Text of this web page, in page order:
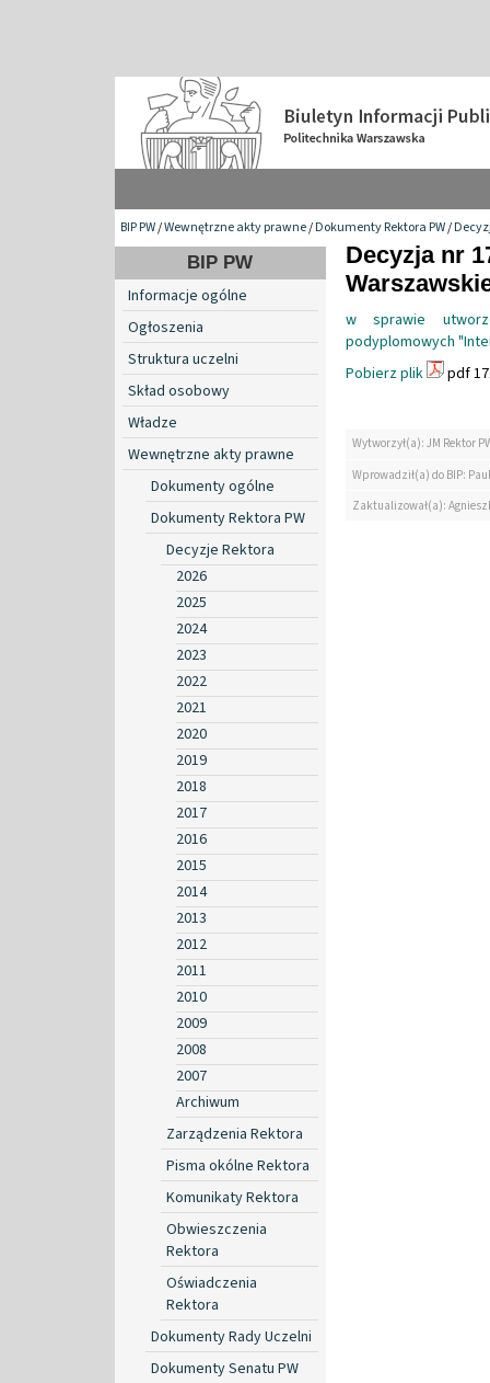
BIP PW/Wewnętrzne akty prawne/Dokumenty Rektora PW/
BIP PW
Informacje ogólne
Ogłoszenia
Struktura uczelni
Skład osobowy
Władze
Wewnętrzne akty prawne
Dokumenty ogólne
Dokumenty Rektora PW
Decyzje Rektora
2026
2025
2024
2023
2022
2021
2020
2019
2018
2017
2016
2015
2014
2013
2012
2011
2010
2009
2008
2007
Archiwum
Zarządzenia Rektora
Pisma okólne Rektora
Komunikaty Rektora
Obwieszczenia
Rektora
Oświadczenia
Rektora
Dokumenty Rady Uczelni
Dokumenty Senatu PW
Decyzja nr
w sprawie
podyplomowych
Pobierz plik
pdf
Wytworzył(a): JM Rektor
Wprowadził(a) do BIP:
Zaktualizował(a):